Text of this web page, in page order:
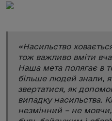
«Насильство
тож важливо вміти
Наша мета полягає в
більше людей знали,
звертатися, як
випадку насильства.
незмінний – не